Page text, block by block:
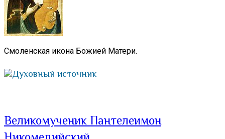
Смоленская икона Божией Матери.
Духовный источник
Великомученик Пантелеимон